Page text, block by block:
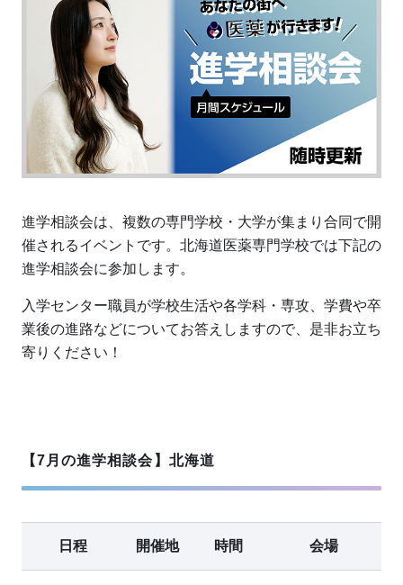
進学相談会は、複数の専門学校・大学が集まり合同で開
催されるイベントです。北海道医薬専門学校では下記の
進学相談会に参加します。
入学センター職員が学校生活や各学科・専攻、学費や卒
業後の進路などについてお答えしますので、是非お立ち
寄りください！
【7月の進学相談会】北海道
日程 開催地 時間 会場